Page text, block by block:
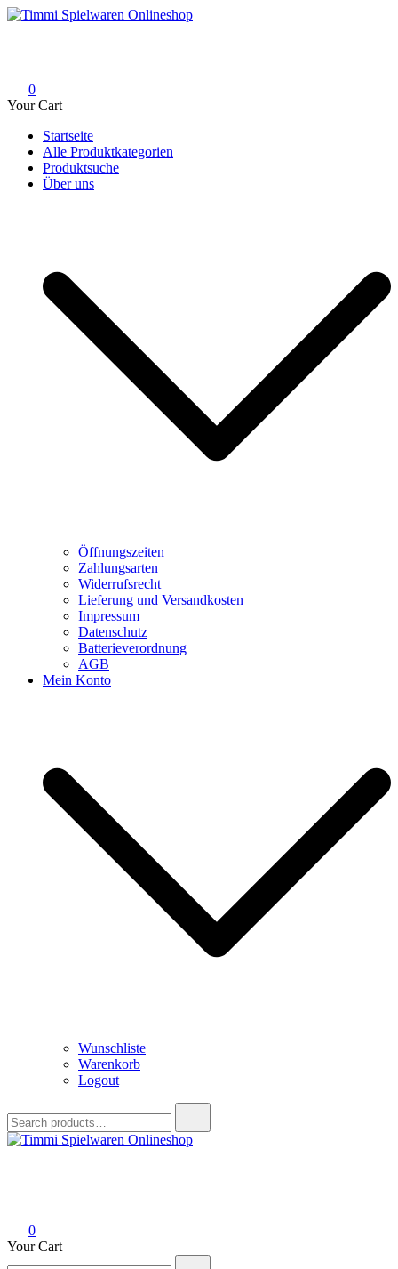
Skip
0
Your Cart
Startseite
Alle Produktkategorien
Produktsuche
Über uns
Öffnungszeiten
Zahlungsarten
Widerrufsrecht
Lieferung und Versandkosten
Impressum
Datenschutz
Batterieverordnung
AGB
Mein Konto
Wunschliste
Warenkorb
Logout
for:
0
Your Cart